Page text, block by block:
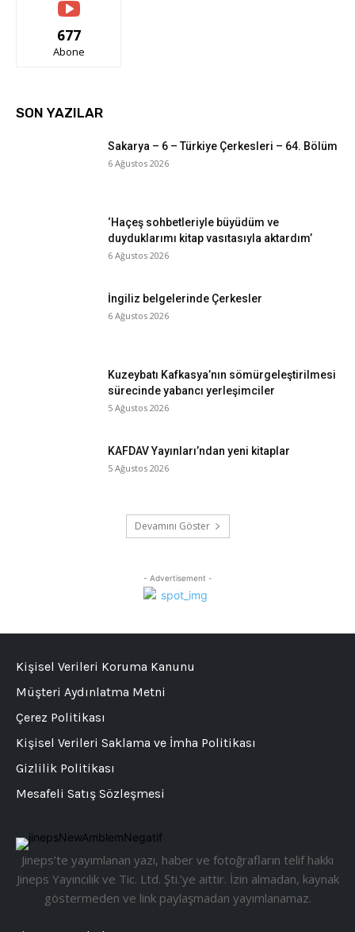
677
Abone
SON YAZILAR
Sakarya – 6 – Türkiye Çerkesleri – 64. Bölüm
6 Ağustos 2026
‘Haçeş sohbetleriyle büyüdüm ve
duyduklarımı kitap vasıtasıyla aktardım’
6 Ağustos 2026
İngiliz belgelerinde Çerkesler
6 Ağustos 2026
Kuzeybatı Kafkasya’nın sömürgeleştirilmesi
sürecinde yabancı yerleşimciler
5 Ağustos 2026
KAFDAV Yayınları’ndan yeni kitaplar
5 Ağustos 2026
Devamını Göster
- Advertisement -
Jineps’te yayımlanan yazı, haber ve fotoğrafların telif hakkı
Jineps Yayıncılık ve Tic. Ltd. Şti.’ye aittir. İzin almadan, kaynak
göstermeden ve link paylaşmadan yayımlanamaz.
Kişisel Verileri Koruma Kanunu
Müşteri Aydınlatma Metni
Çerez Politikası
Kişisel Verileri Saklama ve İmha Politikası
Gizlilik Politikası
Mesafeli Satış Sözleşmesi